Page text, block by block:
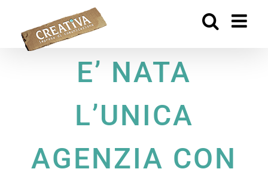
contenuto
E’ NATA
L’UNICA
AGENZIA CON